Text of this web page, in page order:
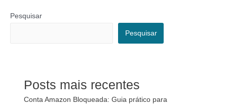
Pesquisar
Pesquisar
Posts mais recentes
Conta Amazon Bloqueada: Guia prático para